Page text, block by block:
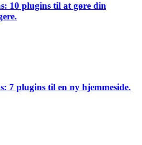
10 plugins til at gøre din
7 plugins til en ny hjemmeside.